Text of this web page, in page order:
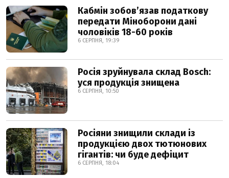
Кабмін зобовʼязав податкову
передати Міноборони дані
чоловіків 18-60 років
6 СЕРПНЯ, 19:39
Росія зруйнувала склад Bosch:
уся продукція знищена
6 СЕРПНЯ, 10:50
Росіяни знищили склади із
продукцією двох тютюнових
гігантів: чи буде дефіцит
6 СЕРПНЯ, 18:04